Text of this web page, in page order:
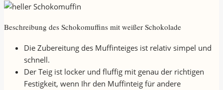
Beschreibung des Schokomuffins mit weißer Schokolade
Die Zubereitung des Muffinteiges ist relativ simpel und
schnell.
Der Teig ist locker und fluffig mit genau der richtigen
Festigkeit, wenn Ihr den Muffinteig für andere